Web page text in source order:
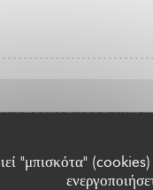
"μπισκότα" (cookies)
11H00 ΠΡΟΣ ΤΗΝ